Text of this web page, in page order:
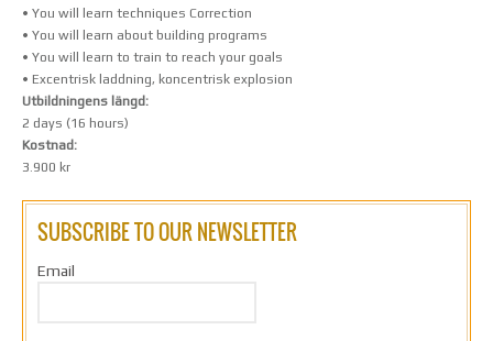
• You will learn techniques Correction
• You will learn about building programs
• You will learn to train to reach your goals
• Excentrisk laddning, koncentrisk explosion
Utbildningens längd:
2 days (16 hours)
Kostnad:
3.900 kr
SUBSCRIBE TO OUR NEWSLETTER
Email